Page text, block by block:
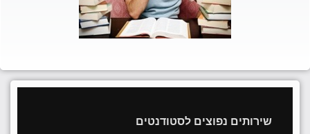
שירותים נפוצים לסטודנטים